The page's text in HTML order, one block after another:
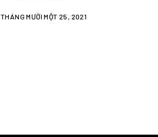
THÁNG MƯỜI MỘT 25, 2021